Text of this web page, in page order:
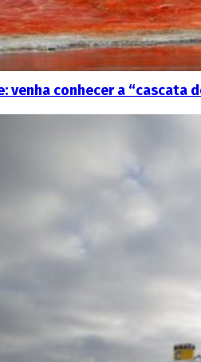
venha conhecer a “cascata